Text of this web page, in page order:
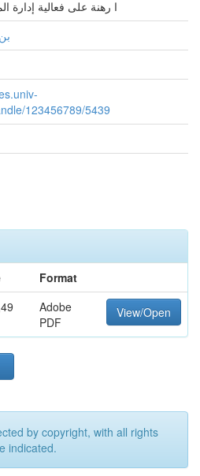
ا رهنة على فعالية إدارة
123456789/5439
Format
Adobe
PDF
View/Open
by copyright, with all rights
indicated.